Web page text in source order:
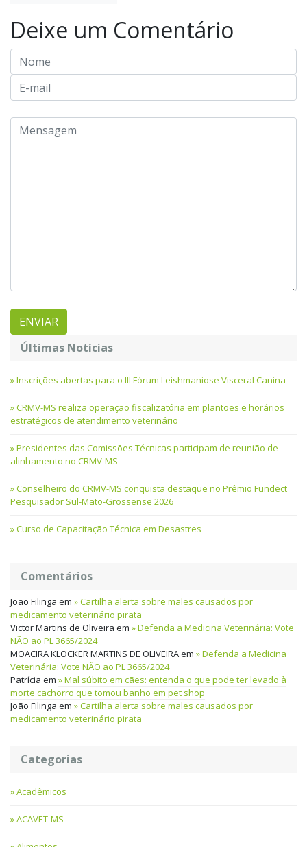
Deixe um Comentário
Últimas Notícias
Inscrições abertas para o III Fórum Leishmaniose Visceral Canina
CRMV-MS realiza operação fiscalizatória em plantões e horários
estratégicos de atendimento veterinário
Presidentes das Comissões Técnicas participam de reunião de
alinhamento no CRMV-MS
Conselheiro do CRMV-MS conquista destaque no Prêmio Fundect
Pesquisador Sul-Mato-Grossense 2026
Curso de Capacitação Técnica em Desastres
Comentários
João Filinga em
Cartilha alerta sobre males causados por
medicamento veterinário pirata
Victor Martins de Oliveira em
Defenda a Medicina Veterinária: Vote
NÃO ao PL 3665/2024
MOACIRA KLOCKER MARTINS DE OLIVEIRAem
Defenda a Medicina
Veterinária: Vote NÃO ao PL 3665/2024
Patrícia em
Mal súbito em cães: entenda o que pode ter levado à
morte cachorro que tomou banho em pet shop
João Filinga em
Cartilha alerta sobre males causados por
medicamento veterinário pirata
Categorias
Acadêmicos
ACAVET-MS